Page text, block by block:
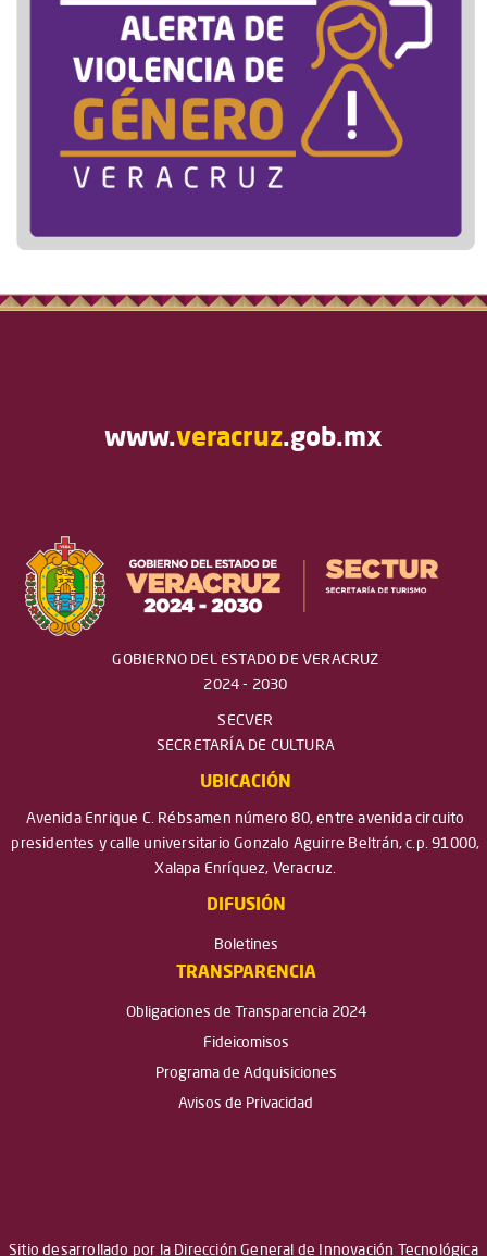
www.veracruz.gob.mx
GOBIERNO DEL ESTADO DE VERACRUZ
2024 - 2030
SECVER
SECRETARÍA DE CULTURA
UBICACIÓN
Avenida Enrique C. Rébsamen número 80, entre avenida circuito
presidentes y calle universitario Gonzalo Aguirre Beltrán, c.p. 91000,
Xalapa Enríquez, Veracruz.
DIFUSIÓN
Boletines
TRANSPARENCIA
Obligaciones de Transparencia 2024
Fideicomisos
Programa de Adquisiciones
Avisos de Privacidad
Sitio desarrollado por la Dirección General de Innovación Tecnológica